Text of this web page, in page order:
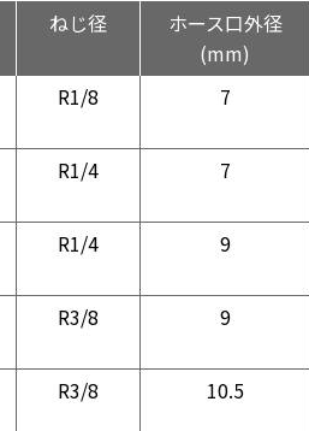
ねじ径
ホース口外径
(mm)
R1/8 7
R1/4 7
R1/4 9
R3/8 9
R3/8 10.5